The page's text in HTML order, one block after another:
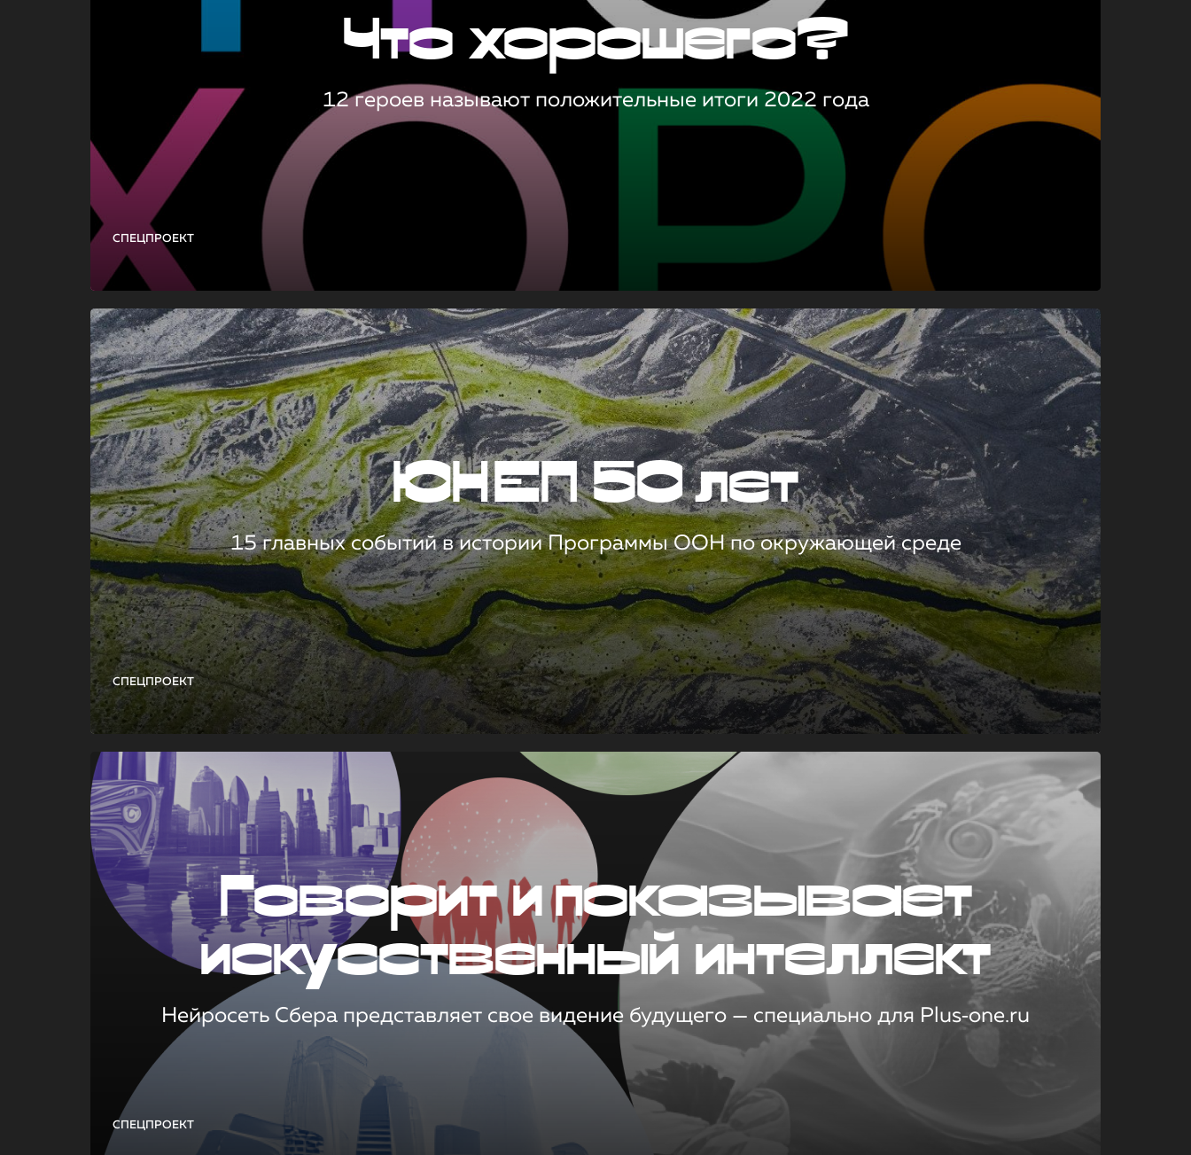
СПЕЦПРОЕКТ
Что хорошего?
12 героев называют положительные итоги 2022 года
СПЕЦПРОЕКТ
ЮНЕП 50 лет
15 главных событий в истории Программы ООН по окружающей среде
СПЕЦПРОЕКТ
Говорит и показывает
искусственный интеллект
Нейросеть Сбера представляет свое видение будущего — специально для Plus‑one.ru